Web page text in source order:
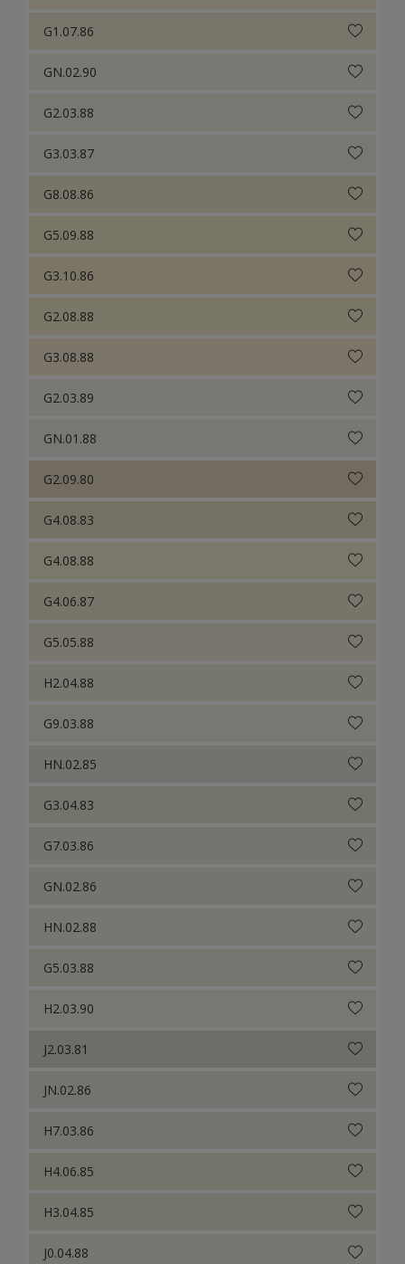
G1.07.86
GN.02.90
G2.03.88
G3.03.87
G8.08.86
G5.09.88
G3.10.86
G2.08.88
G3.08.88
G2.03.89
GN.01.88
G2.09.80
G4.08.83
G4.08.88
G4.06.87
G5.05.88
H2.04.88
G9.03.88
HN.02.85
G3.04.83
G7.03.86
GN.02.86
HN.02.88
G5.03.88
H2.03.90
J2.03.81
JN.02.86
H7.03.86
H4.06.85
H3.04.85
J0.04.88